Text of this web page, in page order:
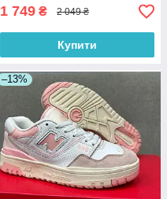
1 749 ₴ 2 049 ₴
Купити
–13%